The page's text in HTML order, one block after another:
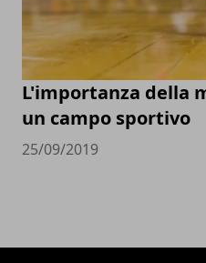
L'importanza della
un campo sportivo
25/09/2019